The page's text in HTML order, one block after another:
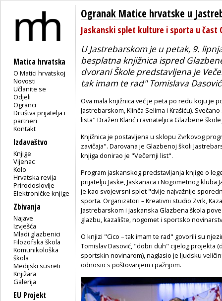
Matica hrvatska
O Matici hrvatskoj
Novosti
Učlanite se
Odjeli
Ogranci
Društva prijatelja i
partneri
Kontakt
Izdavaštvo
Knjige
Vijenac
Kolo
Hrvatska revija
Prirodoslovlje
Elektroničke knjige
Zbivanja
Najave
Izvješća
Mladi glazbenici
Filozofska škola
Komunikološka
škola
Medijski susreti
Knjižara
Galerija
EU Projekt
Ogranak Matice hrvatske u
Jaskanski splet kulture i sporta u čast
U Jastrebarskom je u petak, 9.
besplatna knjižnica ispred
dvorani Škole predstavljena je
tak imam te rad" Tomislava
Ova mala knjižnica već je peta po redu koju je
Jastrebarskom, Klinča Selima i Krašiću).
lista" Dražen Klarić i ravnateljica Glazbene
Knjižnica je postavljena u sklopu Zvrkovog
zavičaja". Darovana je Glazbenoj školi
knjiga donirao je "Večernji list".
Program jaskanskog predstavljanja knjige o
prijatelju Jaske, Jaskanaca i Nogometnog kluba
je kao svojevrsni splet "dvije najvažnije
sporta. Organizatori – Kreativni studio Zvrk,
Jastrebarskom i jaskanska Glazbena škola
glazbu, kazalište, nogomet i sportsko
O knjizi "Cico – tak imam te rad" govorili su
Tomislav Dasović, "dobri duh" cijelog projekta
sportskin novinarom), naglasio je ljudsku
odnosio s poštovanjem i pažnjom.